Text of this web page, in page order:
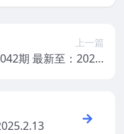
上一篇
期 最新至：2025.